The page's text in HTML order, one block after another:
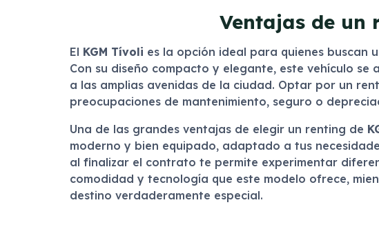
Ventajas de un
El KGM Tívoli es la opción ideal para quienes buscan
Con su diseño compacto y elegante, este vehículo
a las amplias avenidas de la ciudad. Optar por un
preocupaciones de mantenimiento, seguro o
Una de las grandes ventajas de elegir un renting de
moderno y bien equipado, adaptado a tus
al finalizar el contrato te permite experimentar
comodidad y tecnología que este modelo ofrece,
destino verdaderamente especial.